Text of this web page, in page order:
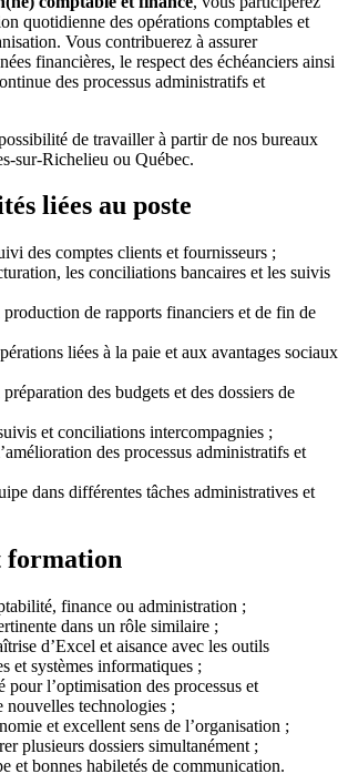
quotidienne des opérations comptables et
Vous contribuerez à assurer
financières, le respect des échéanciers ainsi
des processus administratifs et
de travailler à partir de nos bureaux
sur-Richelieu ou Québec.
liées au poste
des comptes clients et fournisseurs ;
les conciliations bancaires et les suivis
de rapports financiers et de fin de
liées à la paie et aux avantages sociaux
des budgets et des dossiers de
et conciliations intercompagnies ;
des processus administratifs et
dans différentes tâches administratives et
formation
finance ou administration ;
dans un rôle similaire ;
d’Excel et aisance avec les outils
et systèmes informatiques ;
pour l’optimisation des processus et
nouvelles technologies ;
et excellent sens de l’organisation ;
plusieurs dossiers simultanément ;
et bonnes habiletés de communication.